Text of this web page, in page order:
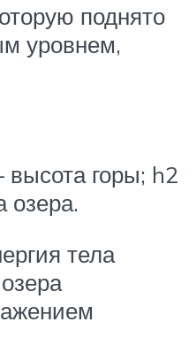
поднято
уровнем,
горы; h2
озера.
тела